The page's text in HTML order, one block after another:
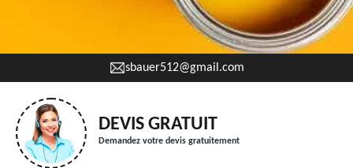
sbauer512@gmail.com
DEVIS GRATUIT
Demandez votre devis gratuitement